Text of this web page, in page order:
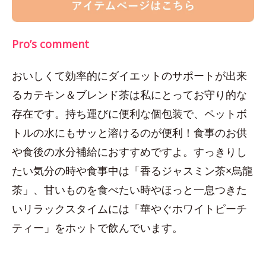
Pro’s comment
おいしくて効率的にダイエットのサポートが出来
るカテキン＆ブレンド茶は私にとってお守り的な
存在です。持ち運びに便利な個包装で、ペットボ
トルの水にもサッと溶けるのが便利！食事のお供
や食後の水分補給におすすめですよ。すっきりし
たい気分の時や食事中は「香るジャスミン茶×烏龍
茶」、甘いものを食べたい時やほっと一息つきた
いリラックスタイムには「華やぐホワイトピーチ
ティー」をホットで飲んでいます。